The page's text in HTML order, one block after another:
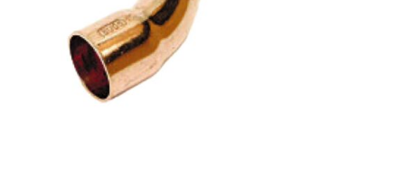
Νέα & άρθρα
Επικοινωνία